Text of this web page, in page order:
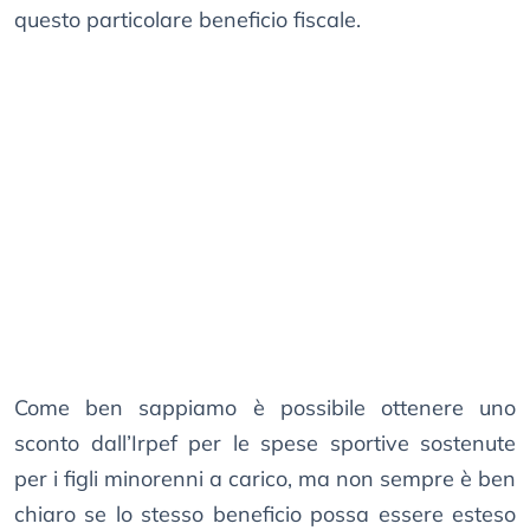
questo particolare beneficio fiscale.
Come ben sappiamo è possibile ottenere uno
sconto dall’Irpef per le spese sportive sostenute
per i figli minorenni a carico, ma non sempre è ben
chiaro se lo stesso beneficio possa essere esteso